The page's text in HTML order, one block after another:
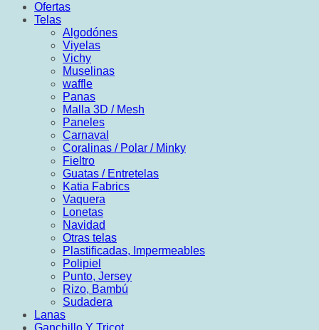
Ofertas
Telas
Algodónes
Viyelas
Vichy
Muselinas
waffle
Panas
Malla 3D / Mesh
Paneles
Carnaval
Coralinas / Polar / Minky
Fieltro
Guatas / Entretelas
Katia Fabrics
Vaquera
Lonetas
Navidad
Otras telas
Plastificadas, Impermeables
Polipiel
Punto, Jersey
Rizo, Bambú
Sudadera
Lanas
Ganchillo Y Tricot